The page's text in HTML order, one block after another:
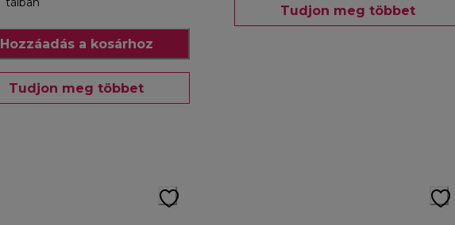
Hozzáadás a kosárhoz
Tudjon meg többet
Tudjon meg többet